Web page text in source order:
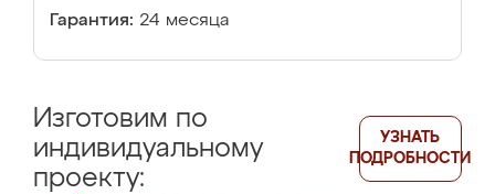
Гарантия: 24 месяца
Изготовим по
индивидуальному
проекту:
УЗНАТЬ
ПОДРОБНОСТИ